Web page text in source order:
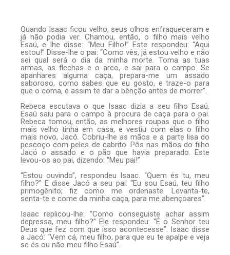
Quando Isaac ficou velho, seus olhos enfraqueceram e
já não podia ver. Chamou, então, o filho mais velho
Esaú, e lhe disse: “Meu Filho!” Este respondeu: “Aqui
estou!” Disse-lhe o pai: “Como vês, já estou velho e não
sei qual será o dia da minha morte. Toma as tuas
armas, as flechas e o arco, e sai para o campo. Se
apanhares alguma caça, prepara-me um assado
saboroso, como sabes que eu gosto, e traze-o para
que o coma, e assim te dar a bênção antes de morrer”.
Rebeca escutava o que Isaac dizia a seu filho Esaú.
Esaú saiu para o campo à procura de caça para o pai.
Rebeca tomou, então, as melhores roupas que o filho
mais velho tinha em casa, e vestiu com elas o filho
mais novo, Jacó. Cobriu-lhe as mãos e a parte lisa do
pescoço com peles de cabrito. Pôs nas mãos do filho
Jacó o assado e o pão que havia preparado. Este
levou-os ao pai, dizendo: “Meu pai!”
“Estou ouvindo”, respondeu Isaac. “Quem és tu, meu
filho?” E disse Jacó a seu pai: “Eu sou Esaú, teu filho
primogênito; fiz como me ordenaste. Levanta-te,
senta-te e come da minha caça, para me abençoares”.
Isaac replicou-lhe: “Como conseguiste achar assim
depressa, meu filho?” Ele respondeu: “É o Senhor teu
Deus que fez com que isso acontecesse”. Isaac disse
a Jacó: “Vem cá, meu filho, para que eu te apalpe e veja
se és ou não meu filho Esaú”.